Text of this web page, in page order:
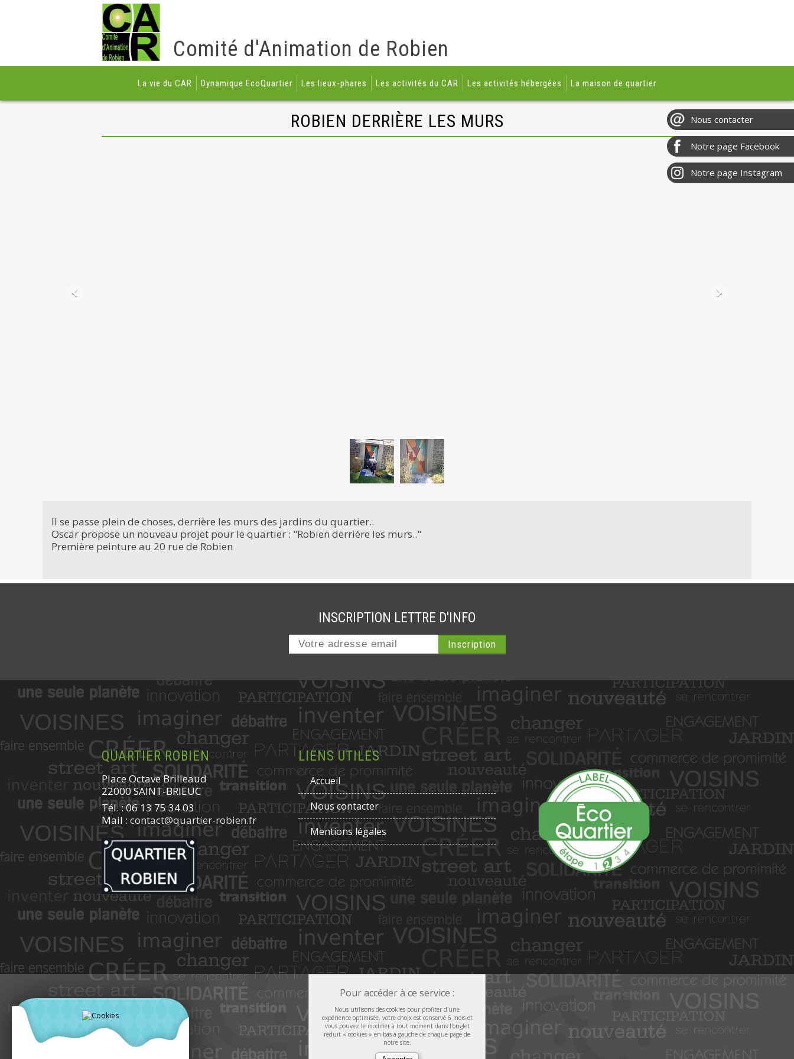
Comité d'Animation de Robien
La vie du CAR Dynamique EcoQuartier Les lieux-phares Les activités du CAR Les activités hébergées La maison de quartier
ROBIEN DERRIÈRE LES MURS
Il se passe plein de choses, derrière les murs des jardins du quartier..
Oscar propose un nouveau projet pour le quartier : "Robien derrière les murs.."
Première peinture au 20 rue de Robien
INSCRIPTION LETTRE D'INFO
QUARTIER ROBIEN
Place Octave Brilleaud
22000 SAINT-BRIEUC
Tél. : 06 13 75 34 03
Mail : contact@quartier-robien.fr
LIENS UTILES
Accueil
Nous contacter
Mentions légales
Pour accéder à ce service :
Nous utilisons des cookies pour profiter d'une
expérience optimisée, votre choix est conservé 6 mois et
vous pouvez le modifier à tout moment dans l'onglet
réduit « cookies » en bas à gauche de chaque page de
notre site.